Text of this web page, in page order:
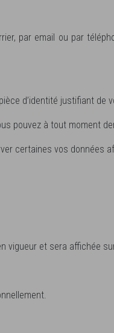
par email ou par
d’identité justifiant de
pouvez à tout moment
certaines vos données
vigueur et sera affichée